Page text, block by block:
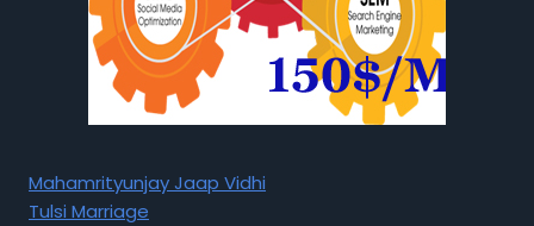
Mahamrityunjay Jaap Vidhi
Tulsi Marriage